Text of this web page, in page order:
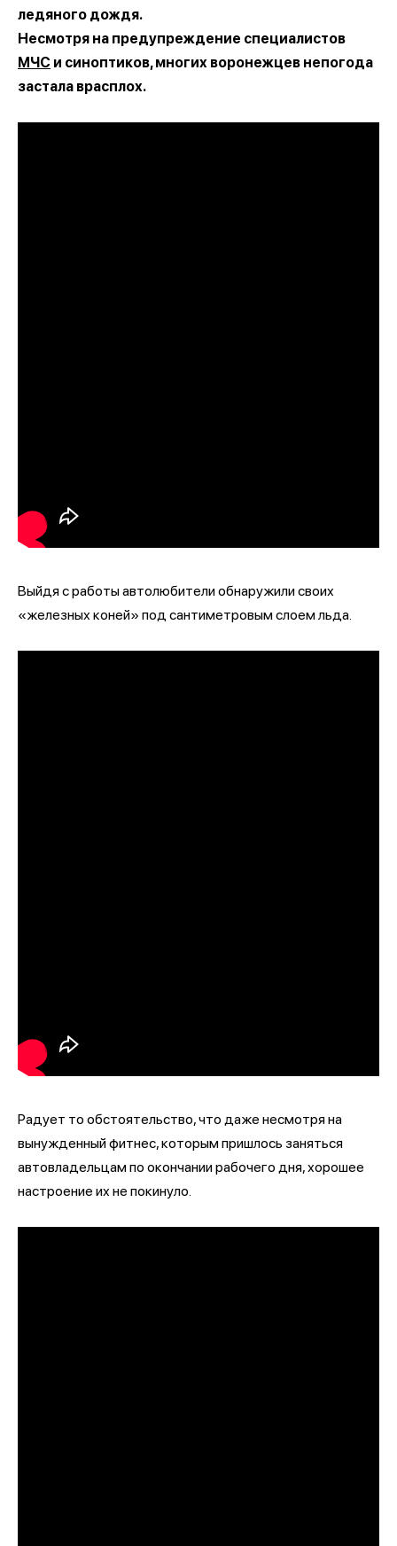
ледяного дождя.
Несмотря на предупреждение специалистов
МЧС и синоптиков, многих воронежцев непогода
застала врасплох.
Выйдя с работы автолюбители обнаружили своих
«железных коней» под сантиметровым слоем льда.
Радует то обстоятельство, что даже несмотря на
вынужденный фитнес, которым пришлось заняться
автовладельцам по окончании рабочего дня, хорошее
настроение их не покинуло.